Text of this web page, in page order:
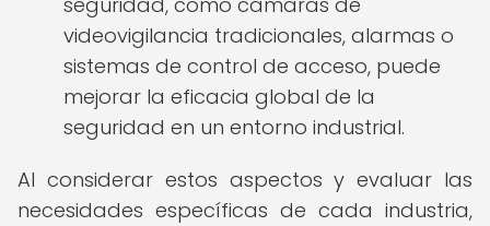
videovigilancia tradicionales, alarmas o
sistemas de control de acceso, puede
mejorar la eficacia global de la
seguridad en un entorno industrial.
Al considerar estos aspectos y evaluar las
necesidades específicas de cada industria,